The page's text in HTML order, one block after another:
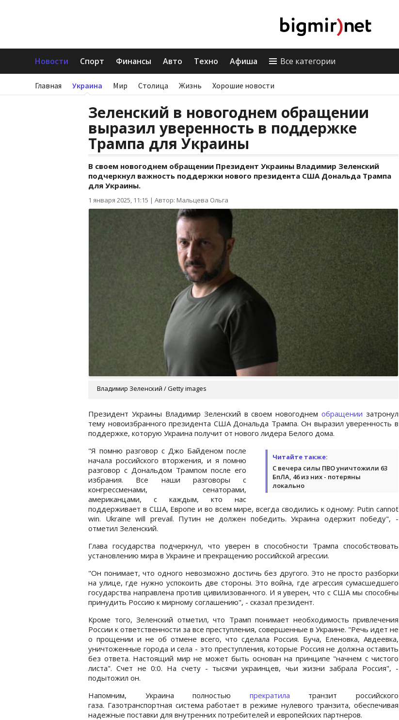
Новости Спорт Финансы Авто Техно Афиша Все категории
Главная Украина Мир Столица Жизнь Хорошие новости
Зеленский в новогоднем обращении
выразил уверенность в поддержке
Трампа для Украины
В своем новогоднем обращении Президент Украины Владимир Зеленский
подчеркнул важность поддержки нового президента США Дональда Трампа
для Украины.
1 января 2025, 11:15 | Автор: Мальцева Ольга
Владимир Зеленский / Getty images
Президент Украины Владимир Зеленский в своем новогоднемобращении затронул
тему новоизбранного президента США Дональда Трампа. Он выразил уверенность в
поддержке, которую Украина получит от нового лидера Белого дома.
Читайте также:
С вечера силы ПВО уничтожили 63
БпЛА, 46 из них - потеряны
локально
"Я помню разговор с Джо Байденом после
начала российского вторжения, и я помню
разговор с Дональдом Трампом после его
избрания. Все наши разговоры с
конгрессменами, сенаторами,
американцами, с каждым, кто нас
поддерживает в США, Европе и во всем мире, всегда сводились к одному: Putin cannot
win. Ukraine will prevail. Путин не должен победить. Украина одержит победу", -
отметил Зеленский.
Глава государства подчеркнул, что уверен в способности Трампа способствовать
установлению мира в Украине и прекращению российской агрессии.
"Он понимает, что одного невозможно достичь без другого. Это не просто разборки
на улице, где нужно успокоить две стороны. Это война, где агрессия сумасшедшего
государства направлена против цивилизованного. И я уверен, что с США мы способны
принудить Россию к мирному соглашению", - сказал президент.
Кроме того, Зеленский отметил, что Трамп понимает необходимость привлечения
России к ответственности за все преступления, совершенные в Украине. "Речь идет не
о прощении и не об отмене всего, что сделала Россия. Буча, Еленовка, Авдеевка,
уничтоженные города и села - это преступления, которые Россия не должна оставить
без ответа. Настоящий мир не может быть основан на принципе "начнем с чистого
листа". Счет не 0:0. На счету - тысячи украинцев, чьи жизни забрала Россия", -
подытожил он.
Напомним, Украина полностью прекратила транзит российского
газа. Газотранспортная система работает в режиме нулевого транзита, обеспечивая
надежные поставки для внутренних потребителей и европейских партнеров.